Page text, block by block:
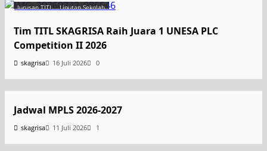
Jurusan TITL Liputan Sekolah
Tim TITL SKAGRISA Raih Juara 1 UNESA PLC
Competition II 2026
skagrisa 16 Juli 2026 0
Jadwal MPLS 2026-2027
skagrisa 11 Juli 2026 1